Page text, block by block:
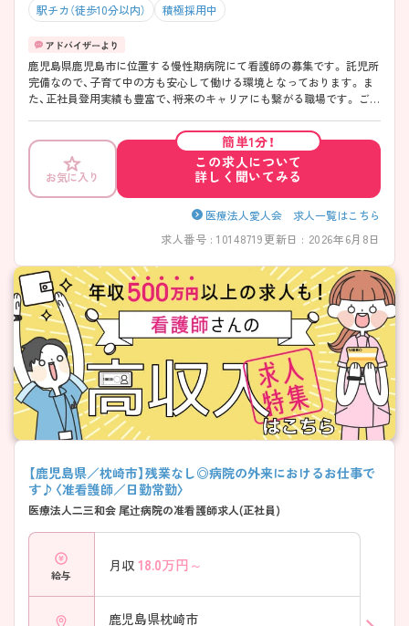
駅チカ（徒歩10分以内） 積極採用中
鹿児島県鹿児島市に位置する慢性期病院にて看護師の募集です。 託児所
完備なので、子育て中の方も安心して働ける環境となっております。 ま
た、正社員登用実績も豊富で、将来のキャリアにも繋がる職場です。 ご興
お気に入り
簡単1分！
この求人について
詳しく聞いてみる
医療法人愛人会 求人一覧はこちら
求人番号 : 10148719更新日 : 2026年6月8日
【鹿児島県／枕崎市】残業なし◎病院の外来におけるお仕事で
す♪〈准看護師／日勤常勤〉
医療法人二三和会 尾辻病院の准看護師求人(正社員)
給与
月収 18.0万円～
鹿児島県枕崎市